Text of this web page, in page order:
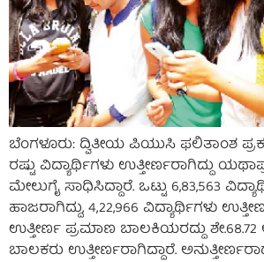
ಬೆಂಗಳೂರು: ದ್ವಿತೀಯ ಪಿಯುಸಿ ಫಲಿತಾಂಶ
ರಷ್ಟು ವಿದ್ಯಾರ್ಥಿಗಳು ಉತ್ತೀರ್ಣರಾಗಿದ್ದು
ಮೇಲುಗೈ ಸಾಧಿಸಿದ್ದಾರೆ. ಒಟ್ಟು 6,83,563
ಹಾಜರಾಗಿದ್ದು, 4,22,966 ವಿದ್ಯಾರ್ಥಿಗಳು
ಉತ್ತೀರ್ಣ ಪ್ರಮಾಣ ಬಾಲಕಿಯರದ್ದು ಶೇ.68.72
ಬಾಲಕರು ಉತ್ತೀರ್ಣರಾಗಿದ್ದಾರೆ.